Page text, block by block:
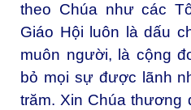
theo Chúa như các
Giáo Hội luôn là dấu
muôn người, là cộng
bỏ mọi sự được lãnh
trăm. Xin Chúa thương